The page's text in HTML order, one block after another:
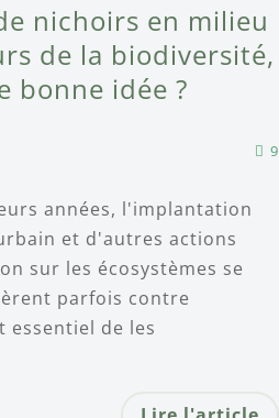
nichoirs en milieu
de la biodiversité,
bonne idée ?
9
années, l'implantation
et d'autres actions
sur les écosystèmes se
parfois contre
essentiel de les